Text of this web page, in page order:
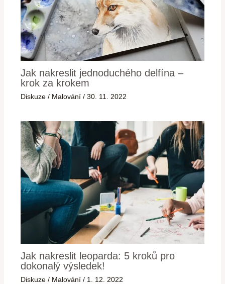
Jak nakreslit jednoduchého delfína –
krok za krokem
Diskuze / Malování /30. 11. 2022
Jak nakreslit leoparda: 5 kroků pro
dokonalý výsledek!
Diskuze / Malování / 1. 12. 2022